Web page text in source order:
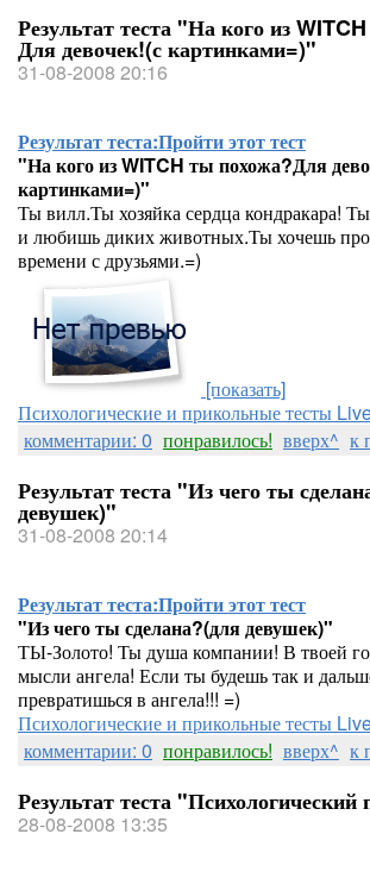
Результат теста "На кого из
Для девочек!(с картинками=)"
31-08-2008 20:16
Результат теста:Пройти этот тест
"На кого из WITCH ты похожа?Для
картинками=)"
Ты вилл.Ты хозяйка сердца кондракара!
и любишь диких животных.Ты хочешь
времени с друзьями.=)
[показать]
Психологические и прикольные тесты
комментарии: 0 понравилось! вверх^ к
Результат теста "Из чего ты
девушек)"
31-08-2008 20:14
Результат теста:Пройти этот тест
"Из чего ты сделана?(для девушек)"
ТЫ-Золото! Ты душа компании! В твоей
мысли ангела! Если ты будешь так и
превратишься в ангела!!! =)
Психологические и прикольные тесты
комментарии: 0 понравилось! вверх^ к
Результат теста "Психологический
28-08-2008 13:35